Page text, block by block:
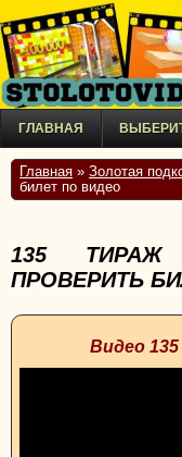
ГЛАВНАЯ
Главная » Золотая
билет по видео
135
ПРОВЕРИТЬ
Видео